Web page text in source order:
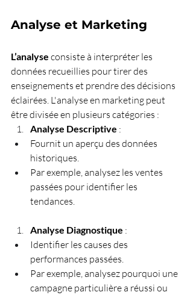
Analyse et Marketing
L’analyse consiste à interpréter les
données recueillies pour tirer des
enseignements et prendre des décisions
éclairées. L'analyse en marketing peut
être divisée en plusieurs catégories :
Analyse Descriptive :
Fournit un aperçu des données
historiques.
Par exemple, analysez les ventes
passées pour identifier les
tendances.
Analyse Diagnostique :
Identifier les causes des
performances passées.
Par exemple, analysez pourquoi une
campagne particulière a réussi ou